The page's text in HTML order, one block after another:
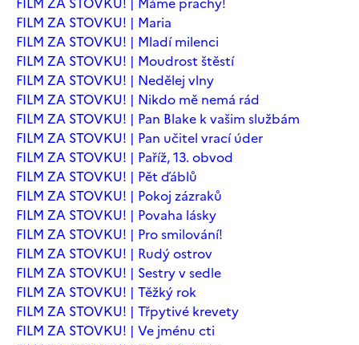
FILM ZA STOVKU! | Maria
FILM ZA STOVKU! | Mladí milenci
FILM ZA STOVKU! | Moudrost štěstí
FILM ZA STOVKU! | Nedělej vlny
FILM ZA STOVKU! | Nikdo mě nemá rád
FILM ZA STOVKU! | Pan Blake k vašim službám
FILM ZA STOVKU! | Pan učitel vrací úder
FILM ZA STOVKU! | Paříž, 13. obvod
FILM ZA STOVKU! | Pět ďáblů
FILM ZA STOVKU! | Pokoj zázraků
FILM ZA STOVKU! | Povaha lásky
FILM ZA STOVKU! | Pro smilování!
FILM ZA STOVKU! | Rudý ostrov
FILM ZA STOVKU! | Sestry v sedle
FILM ZA STOVKU! | Těžký rok
FILM ZA STOVKU! | Třpytivé krevety
FILM ZA STOVKU! | Ve jménu cti